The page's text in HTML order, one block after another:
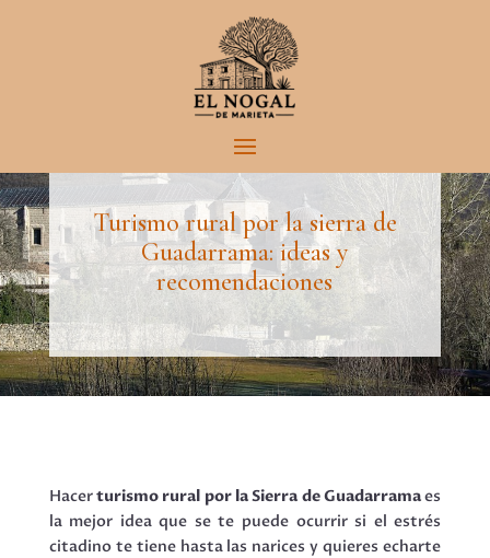
El Blog de El Nogal de Marieta
Turismo rural por la sierra de
Guadarrama: ideas y
recomendaciones
Hacerturismo rural por la Sierra de Guadarramaes
la mejor idea que se te puede ocurrir si el estrés
citadino te tiene hasta las narices y quieres echarte